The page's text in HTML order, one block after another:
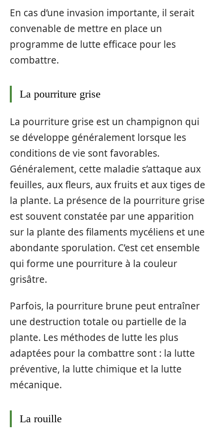
En cas d’une invasion importante, il serait
convenable de mettre en place un
programme de lutte efficace pour les
combattre.
La pourriture grise
La pourriture grise est un champignon qui
se développe généralement lorsque les
conditions de vie sont favorables.
Généralement, cette maladie s’attaque aux
feuilles, aux fleurs, aux fruits et aux tiges de
la plante. La présence de la pourriture grise
est souvent constatée par une apparition
sur la plante des filaments mycéliens et une
abondante sporulation. C’est cet ensemble
qui forme une pourriture à la couleur
grisâtre.
Parfois, la pourriture brune peut entraîner
une destruction totale ou partielle de la
plante. Les méthodes de lutte les plus
adaptées pour la combattre sont : la lutte
préventive, la lutte chimique et la lutte
mécanique.
La rouille